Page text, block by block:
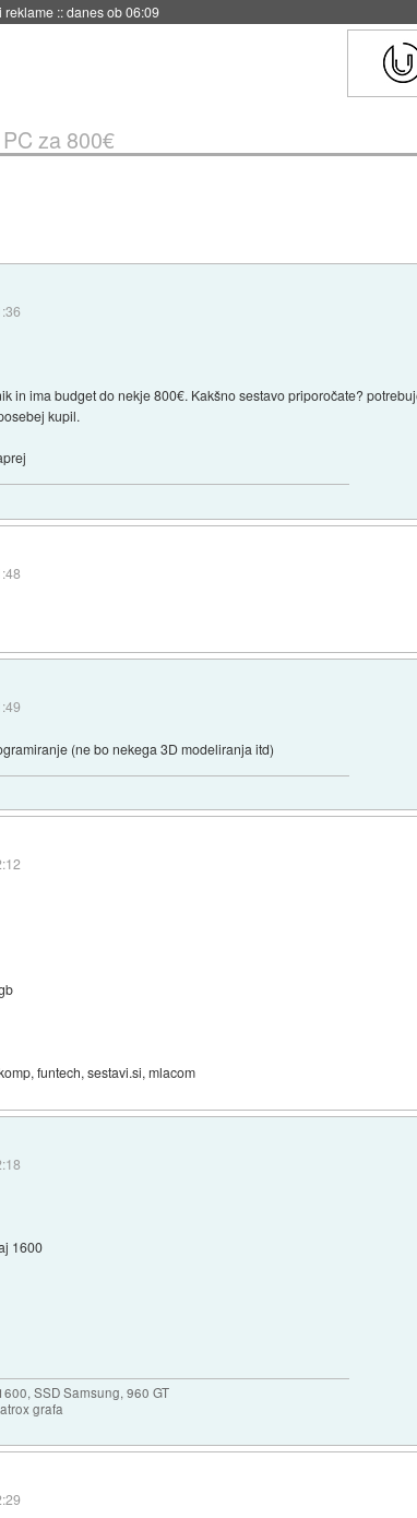
reklame ::danes ob 06:09
PC za 800€
in ima budget do nekje 800€. Kakšno sestavo priporočate?
kupil.
(ne bo nekega 3D modeliranja itd)
funtech, sestavi.si, mlacom
1600
SSD Samsung, 960 GT
grafa